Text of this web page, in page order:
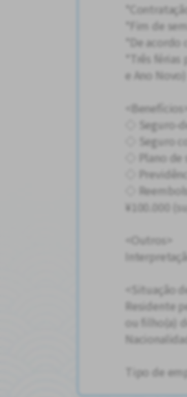
*Fim de
*De
*Três
e Ano Novo)
<Benefícios>
◇ Seguro-
◇ Seguro
◇ Plano de
◇
◇
¥100.000
<Outros>
<Situação
Residente
ou filho(a)
Tipo de